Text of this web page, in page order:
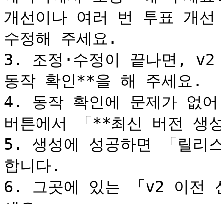
개선이나 여러 번 투표 개
수정해 주세요.
3. 조정·수정이 끝나면,
동작 확인**을 해 주세요.
4. 동작 확인에 문제가 없
버튼에서 「**최신 버전 생
5. 생성에 성공하면 「릴리
합니다.
6. 그곳에 있는 「v2 이전